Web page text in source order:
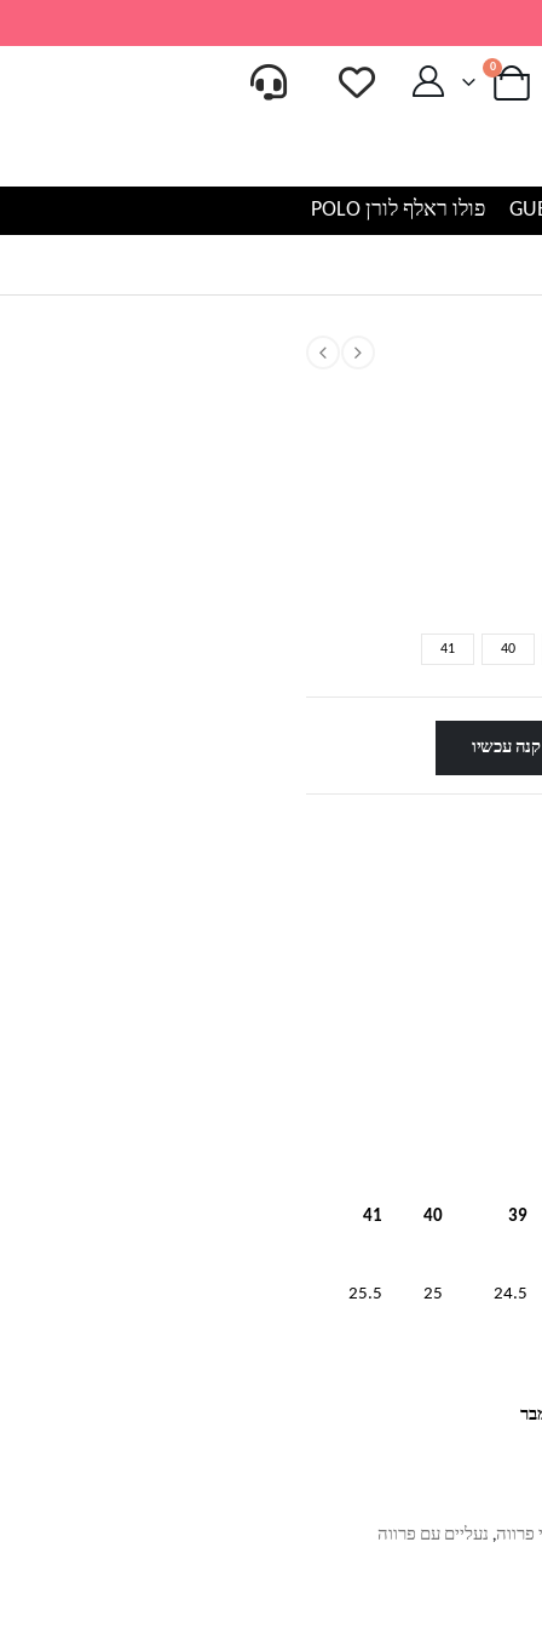
0
פולו ראלף לורן POLO
40
41
קנה עכשיו
39
40
41
24.5
25
25.5
פרווה, נעליים עם פרווה